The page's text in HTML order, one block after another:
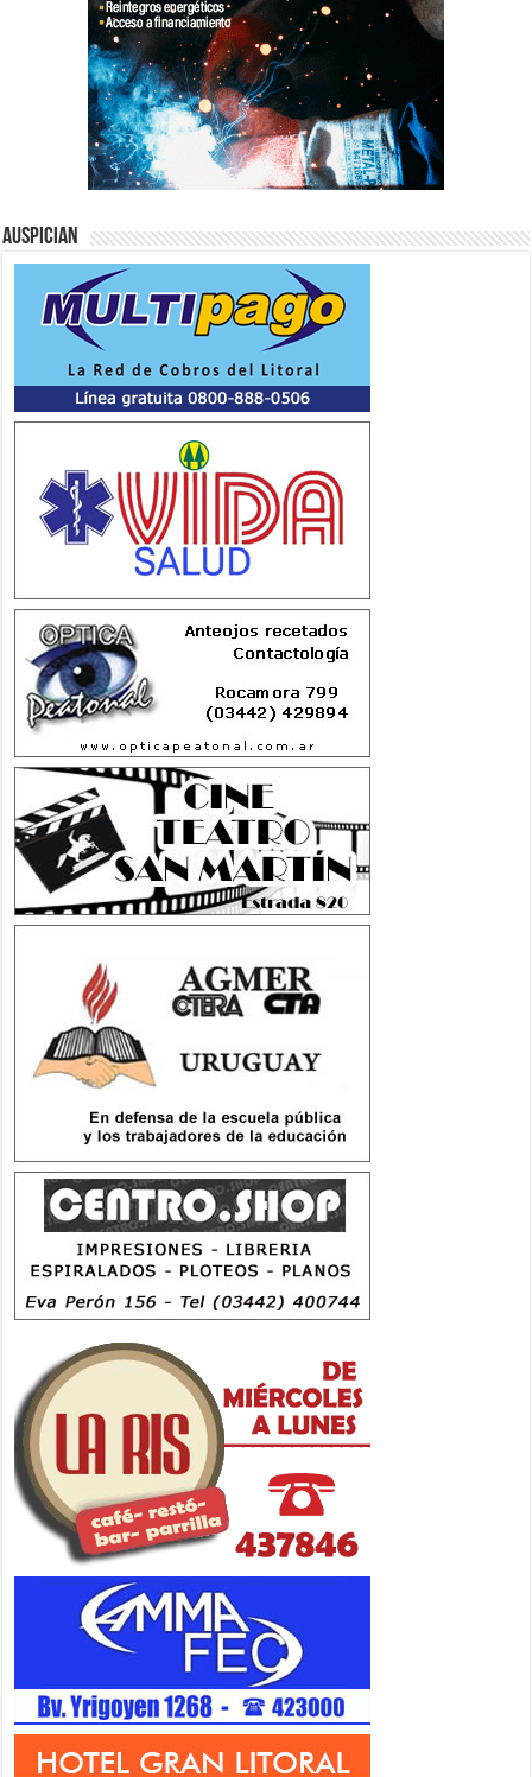
Auspician